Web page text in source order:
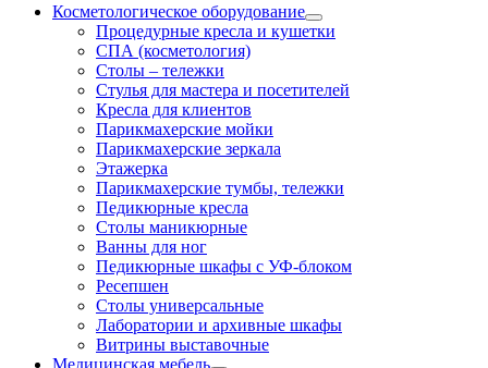
Косметологическое оборудование
Процедурные кресла и кушетки
СПА (косметология)
Столы – тележки
Стулья для мастера и посетителей
Кресла для клиентов
Парикмахерские мойки
Парикмахерские зеркала
Этажерка
Парикмахерские тумбы, тележки
Педикюрные кресла
Столы маникюрные
Ванны для ног
Педикюрные шкафы с УФ-блоком
Ресепшен
Столы универсальные
Лаборатории и архивные шкафы
Витрины выставочные
Медицинская мебель